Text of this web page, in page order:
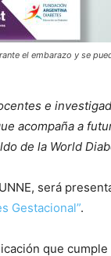
el embarazo y se
e
acompaña a
de la World
será
Gestacional”.
que